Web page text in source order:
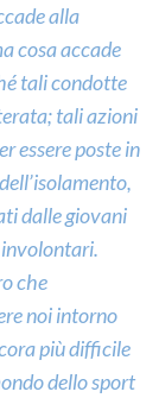
alla
cosa accade
tali condotte
tali azioni
essere poste in
dalle giovani
che
noi intorno
più difficile
dello sport